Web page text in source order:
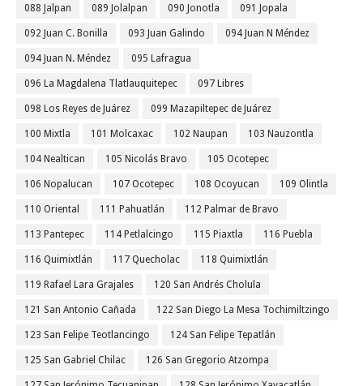
088 Jalpan 089 Jolalpan 090 Jonotla 091 Jopala
092 Juan C. Bonilla 093 Juan Galindo 094 Juan N Méndez
094 Juan N. Méndez 095 Lafragua
096 La Magdalena Tlatlauquitepec 097 Libres
098 Los Reyes de Juárez 099 Mazapiltepec de Juárez
100 Mixtla 101 Molcaxac 102 Naupan 103 Nauzontla
104 Nealtican 105 Nicolás Bravo 105 Ocotepec
106 Nopalucan 107 Ocotepec 108 Ocoyucan 109 Olintla
110 Oriental 111 Pahuatlán 112 Palmar de Bravo
113 Pantepec 114 Petlalcingo 115 Piaxtla 116 Puebla
116 Quimixtlán 117 Quecholac 118 Quimixtlán
119 Rafael Lara Grajales 120 San Andrés Cholula
121 San Antonio Cañada 122 San Diego La Mesa Tochimiltzingo
123 San Felipe Teotlancingo 124 San Felipe Tepatlán
125 San Gabriel Chilac 126 San Gregorio Atzompa